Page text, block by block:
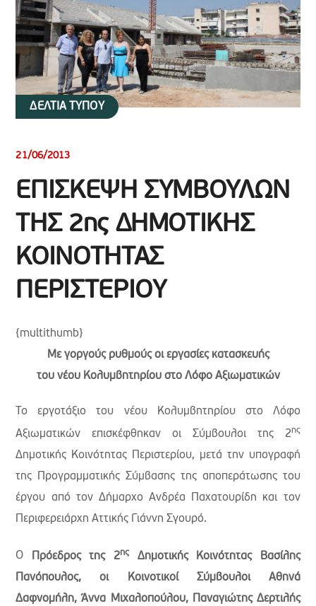
ΔΕΛΤΙΑ ΤΥΠΟΥ
21/06/2013
ΕΠΙΣΚΕΨΗ ΣΥΜΒΟΥΛΩΝ
ΤΗΣ 2ης ΔΗΜΟΤΙΚΗΣ
ΚΟΙΝΟΤΗΤΑΣ
ΠΕΡΙΣΤΕΡΙΟΥ
{multithumb}
Με γοργούς ρυθμούς οι εργασίες κατασκευής
του νέου Κολυμβητηρίου στο Λόφο Αξιωματικών
Το εργοτάξιο του νέου Κολυμβητηρίου στο Λόφο
Αξιωματικών επισκέφθηκαν οι Σύμβουλοι της 2ης
Δημοτικής Κοινότητας Περιστερίου, μετά την υπογραφή
της Προγραμματικής Σύμβασης της αποπεράτωσης του
έργου από τον Δήμαρχο Ανδρέα Παχατουρίδη και τον
Περιφερειάρχη Αττικής Γιάννη Σγουρό.
Ο Πρόεδρος της 2ης Δημοτικής Κοινότητας Βασίλης
Πανόπουλος, οι Κοινοτικοί Σύμβουλοι Αθηνά
Δαφνομήλη, Άννα Μιχαλοπούλου, Παναγιώτης Δερτιλής